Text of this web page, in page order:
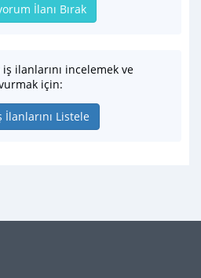
İlanı Bırak
ilanlarını incelemek ve
için:
İlanlarını Listele